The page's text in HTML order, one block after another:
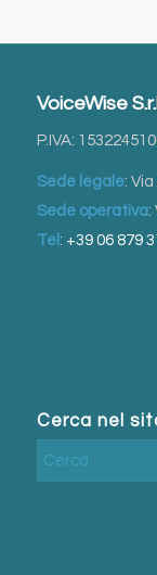
VoiceWise
P.IVA:
Sede legale:
Sede operativa:
Tel : +39 06 879
Cerca nel